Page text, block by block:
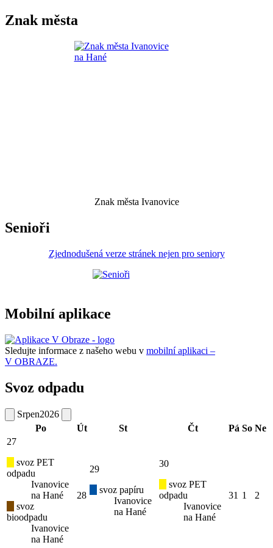
Znak města
Znak města Ivanovice
Senioři
Zjednodušená verze stránek nejen pro seniory
Mobilní aplikace
Sledujte informace z našeho webu v mobilní aplikaci –
V OBRAZE.
Svoz odpadu
Srpen2026
Po
Út St Čt Pá So Ne
27
svoz PET
odpadu
Ivanovice
na Hané
svoz
bioodpadu
Ivanovice
na Hané
28
29
svoz papíru
Ivanovice
na Hané
30
svoz PET
odpadu
Ivanovice
na Hané
31 1 2